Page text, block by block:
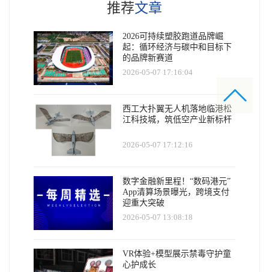
推荐文章
2026可持续塑胶跑道品牌崛
起：循环经济与碳中和目标下
的品牌新赛道
2026-05-07 17:16:04
西工大扑翼无人机落地临港松
江科技城，筑低空产业新标杆
2026-05-07 17:12:16
数字金融新里程！“数码港元”
App清算场景曝光，跨境支付
迎重大突破
2026-05-07 13:08:18
VR体验+模型展示禁毒守护童
心护成长